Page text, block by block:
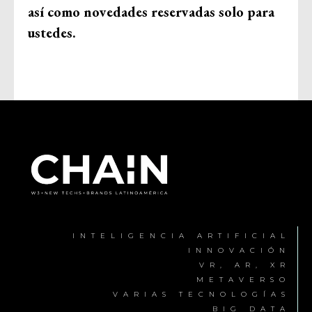
así como novedades reservadas solo para
ustedes.
INTELIGENCIA ARTIFICIAL
INNOVACIÓN
VR, AR, XR
METAVERSO
VARIAS TECNOLOGÍAS
BIG DATA